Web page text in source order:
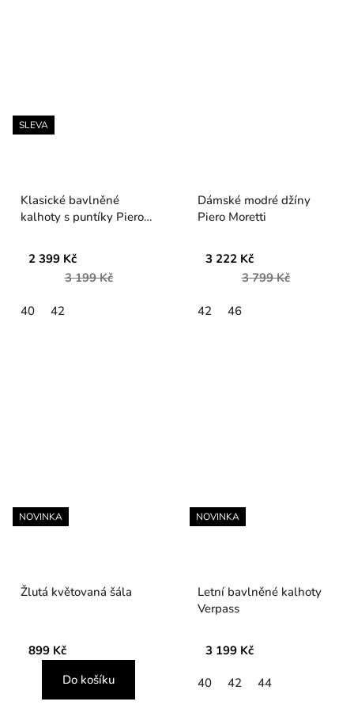
SLEVA
Klasické bavlněné
kalhoty s puntíky Piero
2 399 Kč
3 199 Kč
40 42
Dámské modré džíny
Piero Moretti
3 222 Kč
3 799 Kč
42 46
NOVINKA
Žlutá květovaná šála
899 Kč
Do košíku
NOVINKA
Letní bavlněné kalhoty
Verpass
3 199 Kč
40 42 44